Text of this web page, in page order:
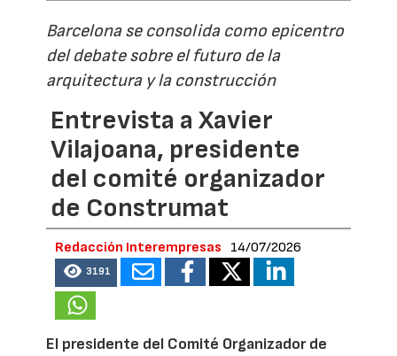
Barcelona se consolida como epicentro
del debate sobre el futuro de la
arquitectura y la construcción
Entrevista a Xavier
Vilajoana, presidente
del comité organizador
de Construmat
Redacción Interempresas 14/07/2026
3191
El presidente del Comité Organizador de